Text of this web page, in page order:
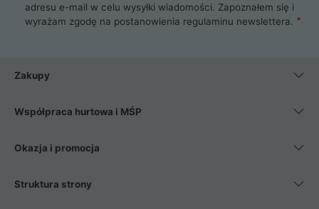
adresu e-mail w celu wysyłki wiadomości. Zapoznałem się i
wyrażam zgodę na postanowienia regulaminu newslettera.
Zakupy
Współpraca hurtowa i MŚP
Okazja i promocja
Struktura strony